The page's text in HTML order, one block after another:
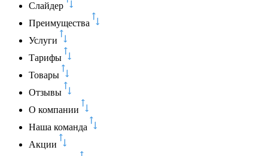
Слайдер
Преимущества
Услуги
Тарифы
Товары
Отзывы
О компании
Наша команда
Акции